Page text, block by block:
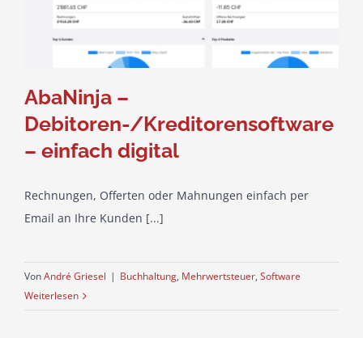
AbaNinja –
Debitoren-/Kreditorensoftware
– einfach digital
Rechnungen, Offerten oder Mahnungen einfach per
Email an Ihre Kunden [...]
VonAndré Griesel | Buchhaltung, Mehrwertsteuer, Software
Weiterlesen